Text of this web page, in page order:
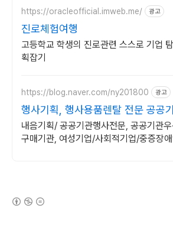
https://oracleofficial.imweb.me/ 광고
진로체험여행
고등학교 학생의 진로관련 스스로 기업
획잡기
https://blog.naver.com/ny201800 광고
행사기획, 행사용품렌탈 전문 공공
우선구매
내음기획/ 공공기관행사전문, 공공기관우
구매기관, 여성기업/사회적기업/중증장